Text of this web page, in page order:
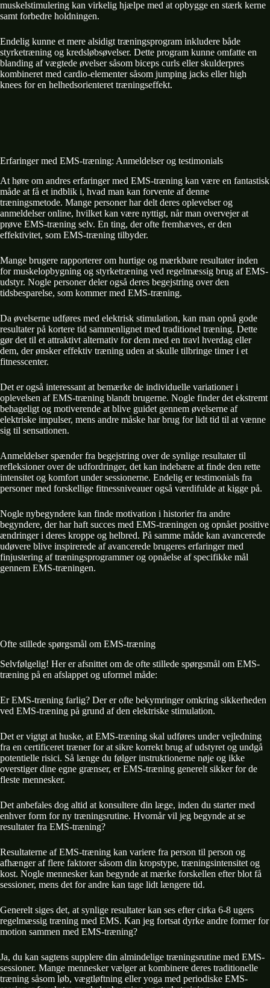
muskelstimulering kan virkelig hjælpe med at opbygge en stærk kerne
samt forbedre holdningen.
Endelig kunne et mere alsidigt træningsprogram inkludere både
styrketræning og kredsløbsøvelser. Dette program kunne omfatte en
blanding af vægtede øvelser såsom biceps curls eller skulderpres
kombineret med cardio-elementer såsom jumping jacks eller high
knees for en helhedsorienteret træningseffekt.
Erfaringer med EMS-træning: Anmeldelser og testimonials
At høre om andres erfaringer med EMS-træning kan være en fantastisk
måde at få et indblik i, hvad man kan forvente af denne
træningsmetode. Mange personer har delt deres oplevelser og
anmeldelser online, hvilket kan være nyttigt, når man overvejer at
prøve EMS-træning selv. En ting, der ofte fremhæves, er den
effektivitet, som EMS-træning tilbyder.
Mange brugere rapporterer om hurtige og mærkbare resultater inden
for muskelopbygning og styrketræning ved regelmæssig brug af EMS-
udstyr. Nogle personer deler også deres begejstring over den
tidsbesparelse, som kommer med EMS-træning.
Da øvelserne udføres med elektrisk stimulation, kan man opnå gode
resultater på kortere tid sammenlignet med traditionel træning. Dette
gør det til et attraktivt alternativ for dem med en travl hverdag eller
dem, der ønsker effektiv træning uden at skulle tilbringe timer i et
fitnesscenter.
Det er også interessant at bemærke de individuelle variationer i
oplevelsen af EMS-træning blandt brugerne. Nogle finder det ekstremt
behageligt og motiverende at blive guidet gennem øvelserne af
elektriske impulser, mens andre måske har brug for lidt tid til at vænne
sig til sensationen.
Anmeldelser spænder fra begejstring over de synlige resultater til
refleksioner over de udfordringer, det kan indebære at finde den rette
intensitet og komfort under sessionerne. Endelig er testimonials fra
personer med forskellige fitnessniveauer også værdifulde at kigge på.
Nogle nybegyndere kan finde motivation i historier fra andre
begyndere, der har haft succes med EMS-træningen og opnået positive
ændringer i deres kroppe og helbred. På samme måde kan avancerede
udøvere blive inspirerede af avancerede brugeres erfaringer med
finjustering af træningsprogrammer og opnåelse af specifikke mål
gennem EMS-træningen.
Ofte stillede spørgsmål om EMS-træning
Selvfølgelig! Her er afsnittet om de ofte stillede spørgsmål om EMS-
træning på en afslappet og uformel måde:
Er EMS-træning farlig? Der er ofte bekymringer omkring sikkerheden
ved EMS-træning på grund af den elektriske stimulation.
Det er vigtgt at huske, at EMS-træning skal udføres under vejledning
fra en certificeret træner for at sikre korrekt brug af udstyret og undgå
potentielle risici. Så længe du følger instruktionerne nøje og ikke
overstiger dine egne grænser, er EMS-træning generelt sikker for de
fleste mennesker.
Det anbefales dog altid at konsultere din læge, inden du starter med
enhver form for ny træningsrutine. Hvornår vil jeg begynde at se
resultater fra EMS-træning?
Resultaterne af EMS-træning kan variere fra person til person og
afhænger af flere faktorer såsom din kropstype, træningsintensitet og
kost. Nogle mennesker kan begynde at mærke forskellen efter blot få
sessioner, mens det for andre kan tage lidt længere tid.
Generelt siges det, at synlige resultater kan ses efter cirka 6-8 ugers
regelmæssig træning med EMS. Kan jeg fortsat dyrke andre former for
motion sammen med EMS-træning?
Ja, du kan sagtens supplere din almindelige træningsrutine med EMS-
sessioner. Mange mennesker vælger at kombinere deres traditionelle
træning såsom løb, vægtløftning eller yoga med periodiske EMS-